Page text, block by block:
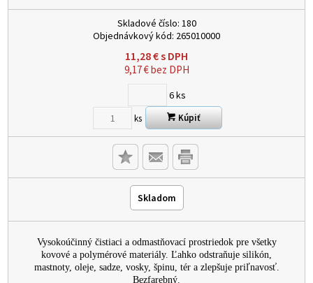
Skladové číslo: 180
Objednávkový kód: 265010000
11,28€s DPH
9,17€bez DPH
6ks
ks Kúpiť
Skladom
Vysokoúčinný čistiaci a odmastňovací prostriedok pre všetky
kovové a polymérové materiály. Ľahko odstraňuje silikón,
mastnoty, oleje, sadze, vosky, špinu, tér a zlepšuje priľnavosť.
Bezfarebný.